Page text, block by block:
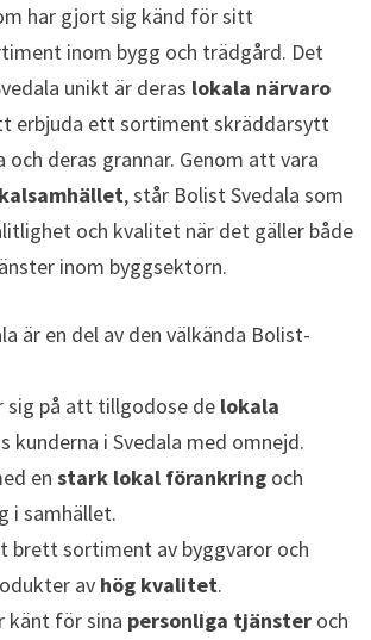
har gjort sig känd för sitt
inom bygg och trädgård. Det
unikt är deras lokala närvaro
erbjuda ett sortiment skräddarsytt
och deras grannar. Genom att vara
, står Bolist Svedala som
och kvalitet när det gäller både
inom byggsektorn.
är en del av den välkända Bolist-
sig på att tillgodose de lokala
kunderna i Svedala med omnejd.
en stark lokal förankringoch
i samhället.
brett sortiment av byggvaror och
av hög kvalitet.
känt för sina personliga tjänsteroch